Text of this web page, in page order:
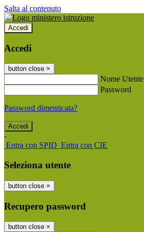
Salta al contenuto
Accedi
Accedi
button close ×
Nome Utente
Password
Password dimenticata?
-
Entra con SPID Entra con CIE
Seleziona utente
button close ×
Recupero password
button close ×